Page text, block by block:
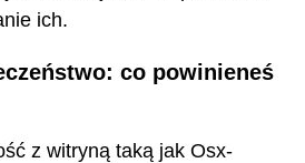
ich.
co powinieneś
z witryną taką jak Osx-